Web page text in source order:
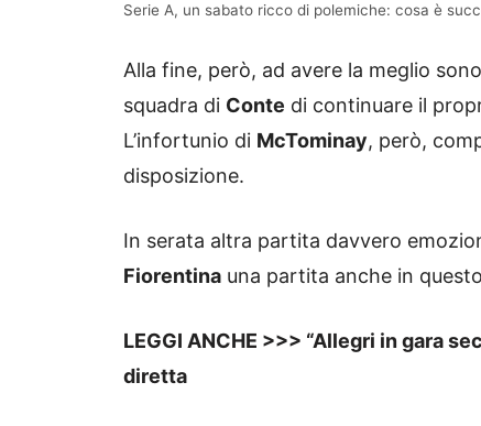
Serie A, un sabato ricco di polemiche: cosa è
Alla fine, però, ad avere la meglio
squadra di Conte di continuare il
L’infortunio di McTominay, però,
disposizione.
In serata altra partita davvero
Fiorentina una partita anche in
LEGGI ANCHE >>> “Allegri in gara
diretta